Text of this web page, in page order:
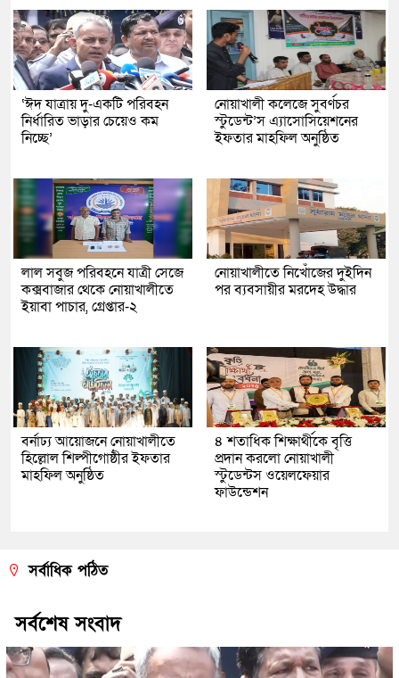
‘ঈদ যাত্রায় দু-একটি পরিবহন
নির্ধারিত ভাড়ার চেয়েও কম
নিচ্ছে’
নোয়াখালী কলেজে সুবর্ণচর
স্টুডেন্ট’স এ্যাসোসিয়েশনের
ইফতার মাহফিল অনুষ্ঠিত
লাল সবুজ পরিবহনে যাত্রী সেজে
কক্সবাজার থেকে নোয়াখালীতে
ইয়াবা পাচার, গ্রেপ্তার-২
নোয়াখালীতে নিখোঁজের দুইদিন
পর ব্যবসায়ীর মরদেহ উদ্ধার
বর্নাঢ্য আয়োজনে নোয়াখালীতে
হিল্লোল শিল্পীগোষ্ঠীর ইফতার
মাহফিল অনুষ্ঠিত
৪ শতাধিক শিক্ষার্থীকে বৃত্তি
প্রদান করলো নোয়াখালী
স্টুডেন্টস ওয়েলফেয়ার
ফাউন্ডেশন
সর্বাধিক পঠিত
সর্বশেষ সংবাদ